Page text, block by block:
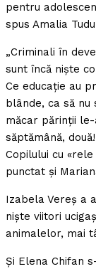
pentru
spus Amalia
„Criminali în
sunt încă nişte
Ce educaţie au
blânde, ca să nu
măcar părinţii
săptămână,
Copilului cu
punctat şi
Izabela Vereş a
nişte viitori
animalelor, mai
Şi Elena Chifan